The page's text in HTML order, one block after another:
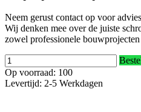
Neem gerust contact op voor
Wij denken mee over de juiste
zowel professionele
Op voorraad: 100
Levertijd: 2-5 Werkdagen